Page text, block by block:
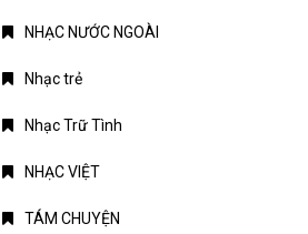
NHẠC NƯỚC NGOÀI
Nhạc trẻ
Nhạc Trữ Tình
NHẠC VIỆT
TÁM CHUYỆN